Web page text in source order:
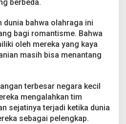
berbeda.
dunia bahwa olahraga ini
bagi romantisme. Bahwa
oleh mereka yang kaya
masih bisa menantang
terbesar negara kecil
mengalahkan tim
sejatinya terjadi ketika dunia
sebagai pelengkap.